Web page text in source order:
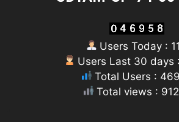
Users Today :
Users Last 30 days
Total Users :
Total views :